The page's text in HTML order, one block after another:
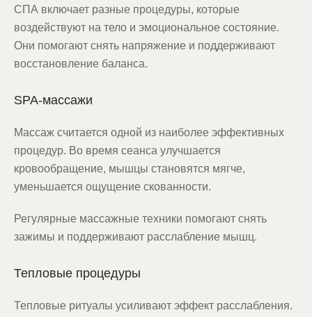
СПА включает разные процедуры, которые
воздействуют на тело и эмоциональное состояние.
Они помогают снять напряжение и поддерживают
восстановление баланса.
SPA-массажи
Массаж считается одной из наиболее эффективных
процедур. Во время сеанса улучшается
кровообращение, мышцы становятся мягче,
уменьшается ощущение скованности.
Регулярные массажные техники помогают снять
зажимы и поддерживают расслабление мышц.
Тепловые процедуры
Тепловые ритуалы усиливают эффект расслабления.